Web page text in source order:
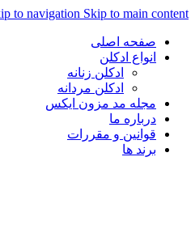
Skip to navigation Skip to main
صفحه اصلی
انواع ادکلن
ادکلن زنانه
ادکلن مردانه
مجله مد مزون ایکس
درباره ما
قوانین و مقررات
برند ها